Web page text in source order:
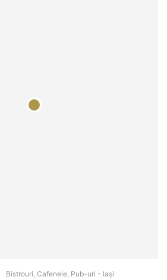
Bistrouri, Cafenele, Pub-uri - Iaşi